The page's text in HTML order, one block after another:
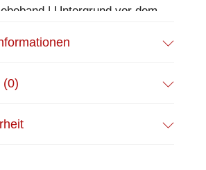
| Untergrund vor dem
| Es passen die Verbinder
beidseitig
(0)